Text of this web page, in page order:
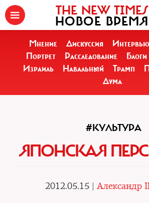
THE NEW TIMES
НОВОЕ ВРЕМЯ
Мнение Дискуссия Интервью
Портрет
Расследование Блоги
Израиль
Навальный Трамп
Дума
#КУЛЬТУРА
ЯПОНСКАЯ
2012.05.15 | Александр